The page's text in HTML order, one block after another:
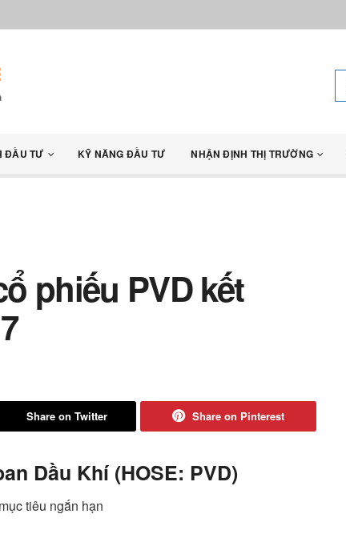
ĐẦU TƯ KỸ NĂNG ĐẦU TƯ NHẬN ĐỊNH THỊ TRƯỜNG
phiếu PVD kết
Share on Twitter Share on Pinterest
Dầu Khí (HOSE: PVD)
tiêu ngắn hạn